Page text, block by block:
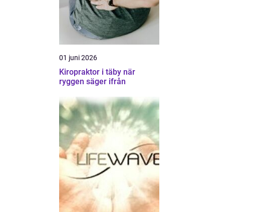
01 juni 2026
Kiropraktor i täby när
ryggen säger ifrån